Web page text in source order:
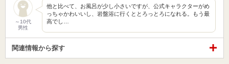
～10代
男性
他と比べて、お風呂が少し小さいですが、公式キャラクターがめ
っちゃかわいいし、岩盤浴に行くととろっとろになれる。もう最
高でし…
関連情報から探す